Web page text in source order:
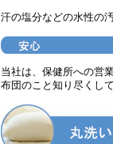
汗の塩分などの水性の
当社は、保健所への営
布団のこと知り尽くし